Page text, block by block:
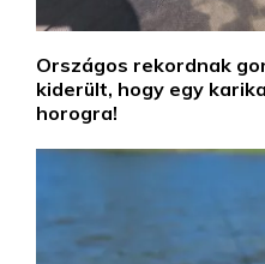
Országos rekordnak
kiderült, hogy egy
horogra!